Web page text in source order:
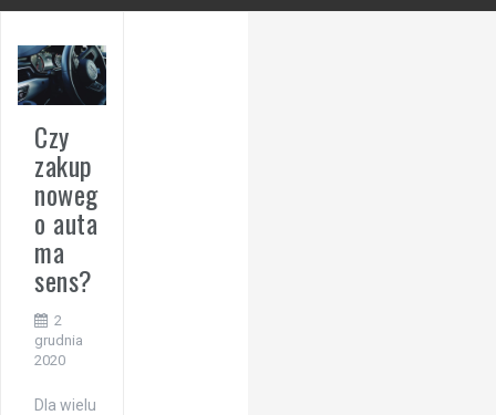
Czy
zakup
noweg
o auta
ma
sens?
2
grudnia
2020
Dla wielu